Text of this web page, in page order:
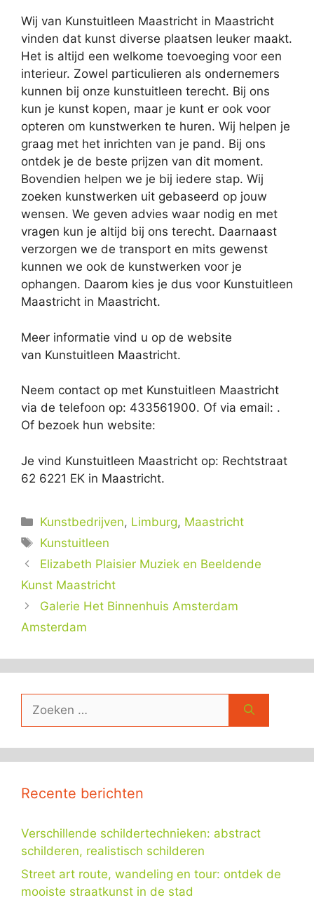
Wij van Kunstuitleen Maastricht in Maastricht
vinden dat kunst diverse plaatsen leuker maakt.
Het is altijd een welkome toevoeging voor een
interieur. Zowel particulieren als ondernemers
kunnen bij onze kunstuitleen terecht. Bij ons
kun je kunst kopen, maar je kunt er ook voor
opteren om kunstwerken te huren. Wij helpen je
graag met het inrichten van je pand. Bij ons
ontdek je de beste prijzen van dit moment.
Bovendien helpen we je bij iedere stap. Wij
zoeken kunstwerken uit gebaseerd op jouw
wensen. We geven advies waar nodig en met
vragen kun je altijd bij ons terecht. Daarnaast
verzorgen we de transport en mits gewenst
kunnen we ook de kunstwerken voor je
ophangen. Daarom kies je dus voor Kunstuitleen
Maastricht in Maastricht.
Meer informatie vind u op de website
van Kunstuitleen Maastricht.
Neem contact op met Kunstuitleen Maastricht
via de telefoon op: 433561900. Of via email: .
Of bezoek hun website:
Je vind Kunstuitleen Maastricht op: Rechtstraat
62 6221 EK in Maastricht.
Categorieën
Kunstbedrijven, Limburg, Maastricht
Tags
Kunstuitleen
Elizabeth Plaisier Muziek en Beeldende
Kunst Maastricht
Galerie Het Binnenhuis Amsterdam
Amsterdam
naar:
Recente berichten
Verschillende schildertechnieken: abstract
schilderen, realistisch schilderen
Street art route, wandeling en tour: ontdek de
mooiste straatkunst in de stad